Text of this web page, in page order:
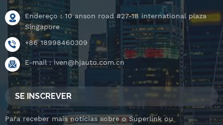
Endereço : 10 anson road #27-18 international plaza
Singapore
+86 18998460309
E-mail :iven@hjauto.com.cn
SE INSCREVER
Para receber mais notícias sobre o Superlink ou